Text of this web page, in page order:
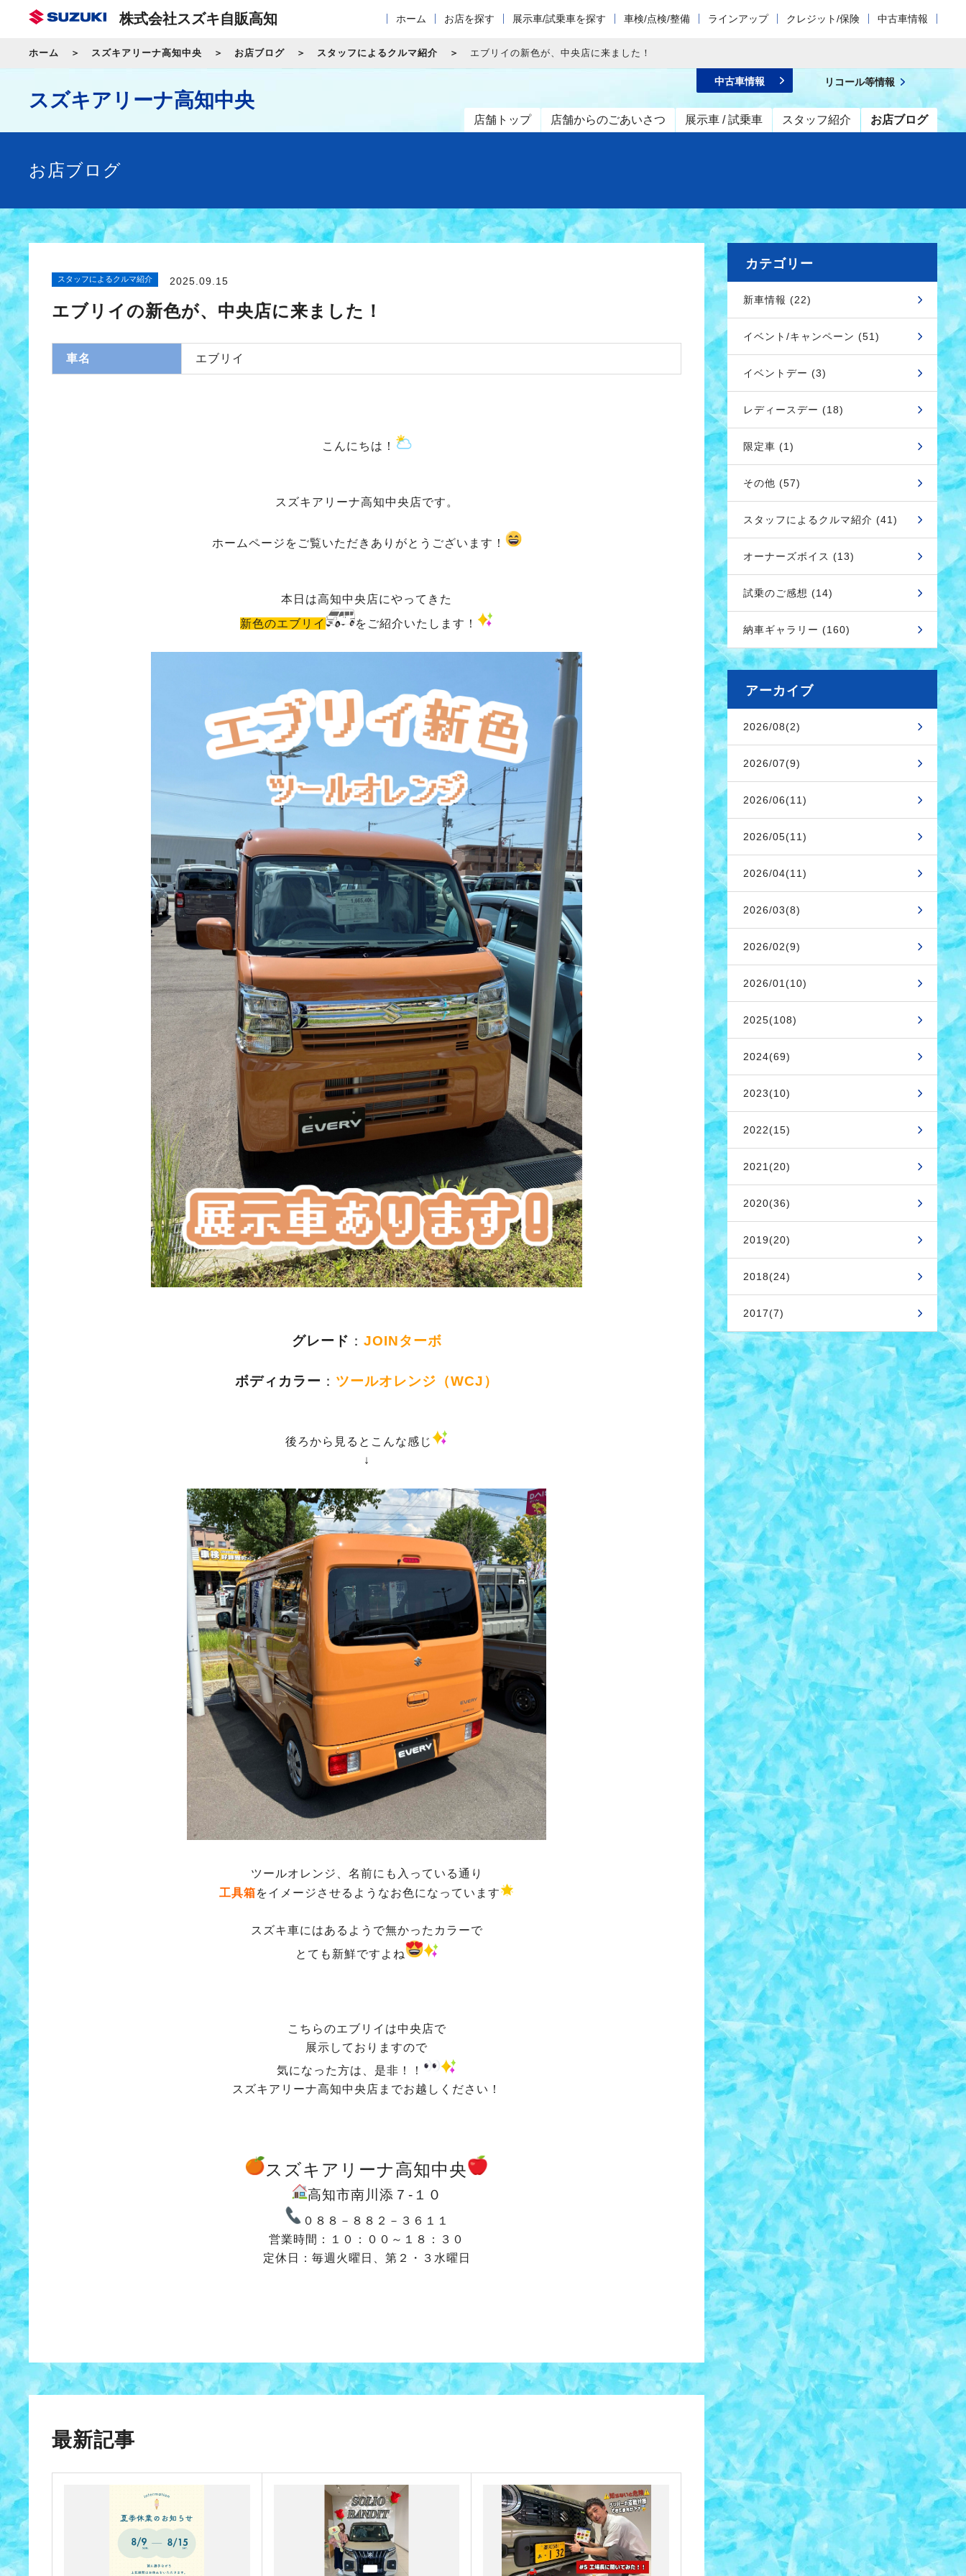
株式会社スズキ自販高知 ホーム お店を探す 展示車/試乗車を探す 車検/点検/整備 ラインアップ クレジット/保険 中古車情報
ホーム スズキアリーナ高知中央 お店ブログ スタッフによるクルマ紹介 エブリイの新色が、中央店に来ました！
スズキアリーナ高知中央
店舗トップ 店舗からのごあいさつ 展示車 / 試乗車 スタッフ紹介 お店ブログ
中古車情報 リコール等情報
お店ブログ
スタッフによるクルマ紹介 2025.09.15
エブリイの新色が、中央店に来ました！
車名 エブリイ
こんにちは！
スズキアリーナ高知中央店です。
ホームページをご覧いただきありがとうございます！
本日は高知中央店にやってきた
新色のエブリイ
をご紹介いたします！
グレード ： JOINターボ
ボディカラー ： ツールオレンジ（WCJ）
後ろから見るとこんな感じ
↓
ツールオレンジ、名前にも入っている通り
工具箱をイメージさせるようなお色になっています
スズキ車にはあるようで無かったカラーで
とても新鮮ですよね
こちらのエブリイは中央店で
展示しておりますので
気になった方は、是非！！
スズキアリーナ高知中央店までお越しください！
スズキアリーナ高知中央
高知市南川添７-１０
０８８－８８２－３６１１
営業時間：１０：００～１８：３０
定休日：毎週火曜日、第２・３水曜日
最新記事
カテゴリー
新車情報 (22)
イベント/キャンペーン (51)
イベントデー (3)
レディースデー (18)
限定車 (1)
その他 (57)
スタッフによるクルマ紹介 (41)
オーナーズボイス (13)
試乗のご感想 (14)
納車ギャラリー (160)
アーカイブ
2026/08(2)
2026/07(9)
2026/06(11)
2026/05(11)
2026/04(11)
2026/03(8)
2026/02(9)
2026/01(10)
2025(108)
2024(69)
2023(10)
2022(15)
2021(20)
2020(36)
2019(20)
2018(24)
2017(7)